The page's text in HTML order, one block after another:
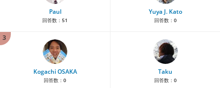
Paul
回答数： 51
Yuya J. Kato
回答数： 0
3
Kogachi OSAKA
回答数： 0
Taku
回答数： 0